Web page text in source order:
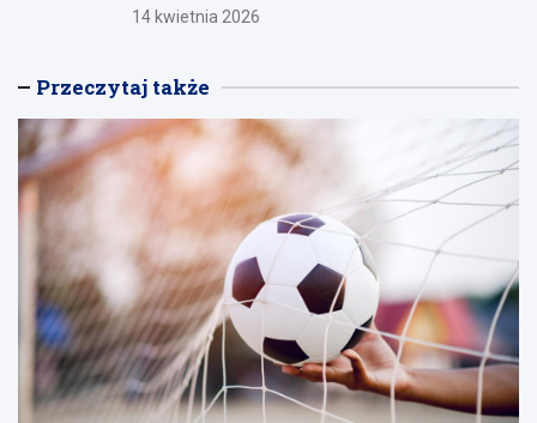
14 kwietnia 2026
Przeczytaj także